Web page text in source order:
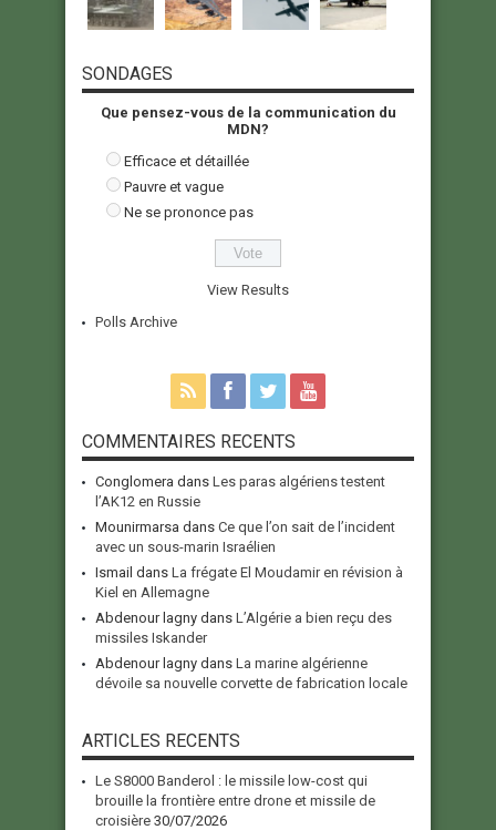
SONDAGES
Que pensez-vous de la communication du
MDN?
Efficace et détaillée
Pauvre et vague
Ne se prononce pas
View Results
Polls Archive
COMMENTAIRES RECENTS
Conglomera dans Les paras algériens testent
l’AK12 en Russie
Mounirmarsa dans Ce que l’on sait de l’incident
avec un sous-marin Israélien
Ismail dans La frégate El Moudamir en révision à
Kiel en Allemagne
Abdenour lagny dans L’Algérie a bien reçu des
missiles Iskander
Abdenour lagny dans La marine algérienne
dévoile sa nouvelle corvette de fabrication locale
ARTICLES RECENTS
Le S8000 Banderol : le missile low-cost qui
brouille la frontière entre drone et missile de
croisière 30/07/2026